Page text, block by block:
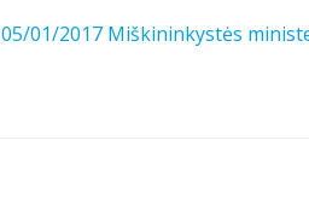
05/01/2017 Miškininkystės